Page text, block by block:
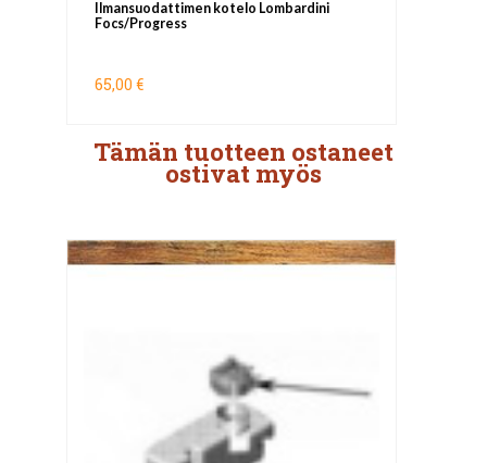
Ilmansuodattimen kotelo Lombardini
Focs/Progress
65,00 €
Tämän tuotteen ostaneet
ostivat myös